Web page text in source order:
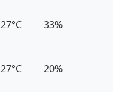
27°C 33%
27°C 20%